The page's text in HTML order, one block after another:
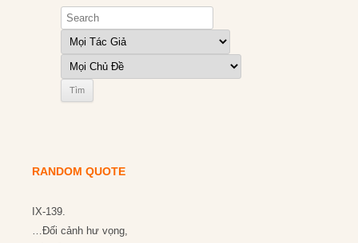
RANDOM QUOTE
IX-139.
…Đối cảnh hư vọng,